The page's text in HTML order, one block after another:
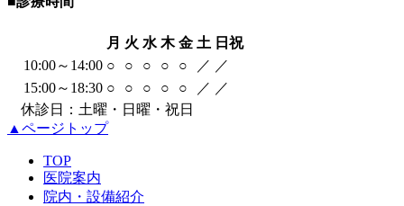
月 火 水 木 金 土 日祝
10:00～14:00 ○ ○ ○ ○ ○ ／ ／
15:00～18:30 ○ ○ ○ ○ ○ ／ ／
休診日：土曜・日曜・祝日
▲ページトップ
TOP
医院案内
院内・設備紹介